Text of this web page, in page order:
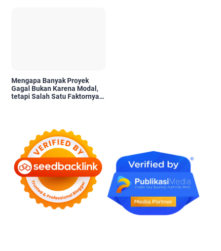
Mengapa Banyak Proyek
Gagal Bukan Karena Modal,
tetapi Salah Satu Faktornya